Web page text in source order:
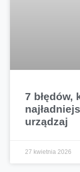
7 błędów,
urządzaj
27 kwietnia 2026